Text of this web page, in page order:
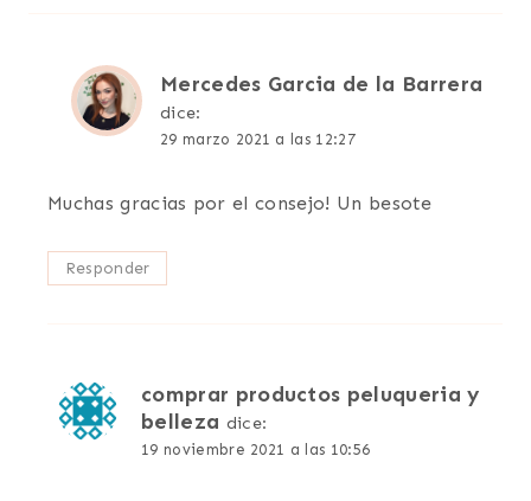
Mercedes Garcia de la Barrera
dice:
29 marzo 2021 a las 12:27
Muchas gracias por el consejo! Un besote
Responder
comprar productos peluqueria y
belleza dice:
19 noviembre 2021 a las 10:56